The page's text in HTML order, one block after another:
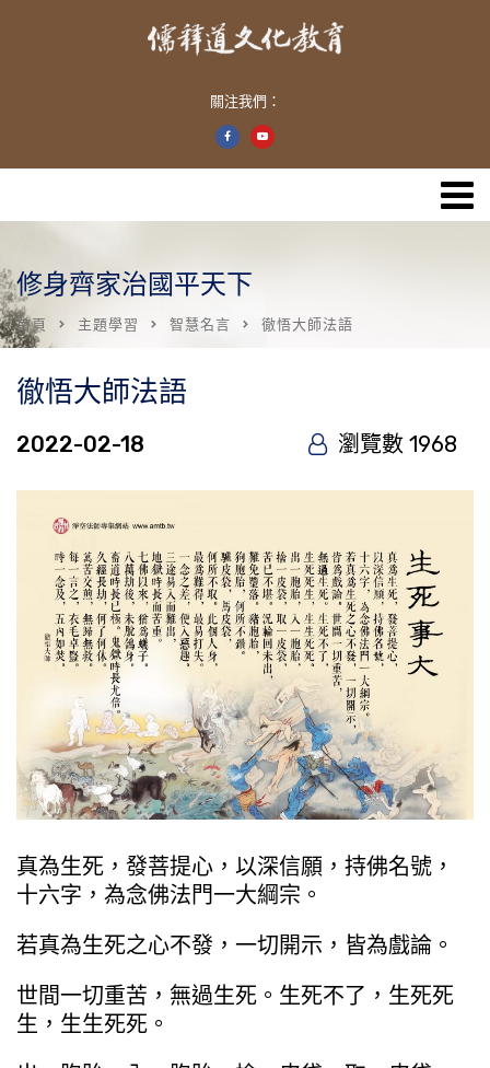
關注我們：
修身齊家治國平天下
首頁 主題學習 智慧名言 徹悟大師法語
徹悟大師法語
2022-02-18 瀏覽數 1968
真為生死，發菩提心，以深信願，持佛名號，
十六字，為念佛法門一大綱宗。
若真為生死之心不發，一切開示，皆為戲論。
世間一切重苦，無過生死。生死不了，生死死
生，生生死死。